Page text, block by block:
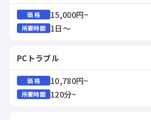
価 格 15,000円~
所要時間 1日～
PCトラブル
価 格 10,780円~
所要時間 120分~